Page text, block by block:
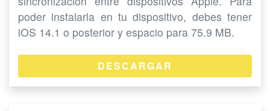
poder instalarla en tu dispositivo, debes tener
iOS 14.1 o posterior y espacio para 75.9 MB.
DESCARGAR